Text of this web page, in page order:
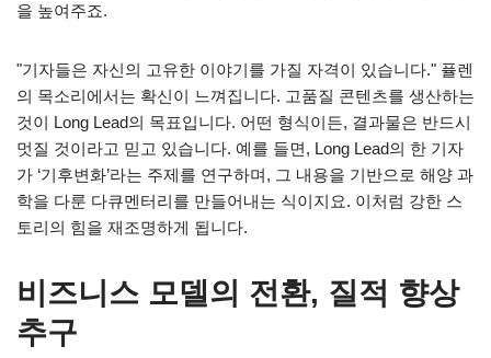
을 높여주죠.
"기자들은 자신의 고유한 이야기를 가질 자격이 있습니다." 퓰렌
의 목소리에서는 확신이 느껴집니다. 고품질 콘텐츠를 생산하는
것이 Long Lead의 목표입니다. 어떤 형식이든, 결과물은 반드시
멋질 것이라고 믿고 있습니다. 예를 들면, Long Lead의 한 기자
가 ‘기후변화’라는 주제를 연구하며, 그 내용을 기반으로 해양 과
학을 다룬 다큐멘터리를 만들어내는 식이지요. 이처럼 강한 스
토리의 힘을 재조명하게 됩니다.
비즈니스 모델의 전환, 질적 향상
추구